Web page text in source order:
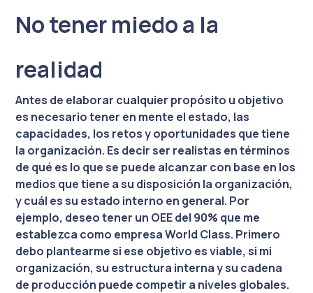
No tener miedo a la
realidad
Antes de elaborar cualquier propósito u objetivo
es necesario tener en mente el estado, las
capacidades, los retos y oportunidades que tiene
la organización. Es decir ser realistas en términos
de qué es lo que se puede alcanzar con base en los
medios que tiene a su disposición la organización,
y cuál es su estado interno en general. Por
ejemplo, deseo tener un OEE del 90% que me
establezca como empresa World Class. Primero
debo plantearme si ese objetivo es viable, si mi
organización, su estructura interna y su cadena
de producción puede competir a niveles globales.